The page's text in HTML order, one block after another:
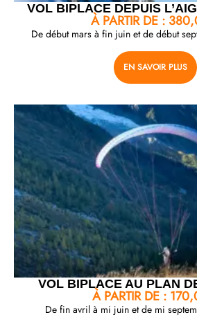
VOL BIPLACE DEPUIS
À PARTIR DE :
De début mars à fin juin et de début
EN SAVOIR PLUS
VOL BIPLACE AU PLAN
À PARTIR DE :
De fin avril à mi juin et de mi